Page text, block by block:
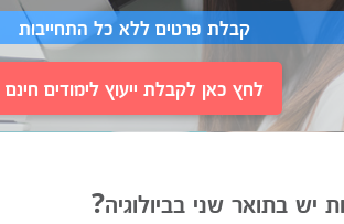
קבלת פרטים ללא כל התחייבות
לחץ כאן לקבלת ייעוץ לימודים חינם
יש בתואר שני בביולוגיה?